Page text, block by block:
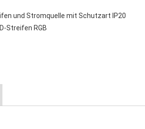
und Stromquelle mit Schutzart IP20
Streifen RGB